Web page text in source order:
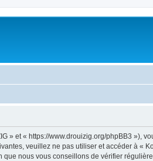
» et « https://www.drouizig.org/phpBB3 »),
veuillez ne pas utiliser et accéder à «
nous vous conseillons de vérifier